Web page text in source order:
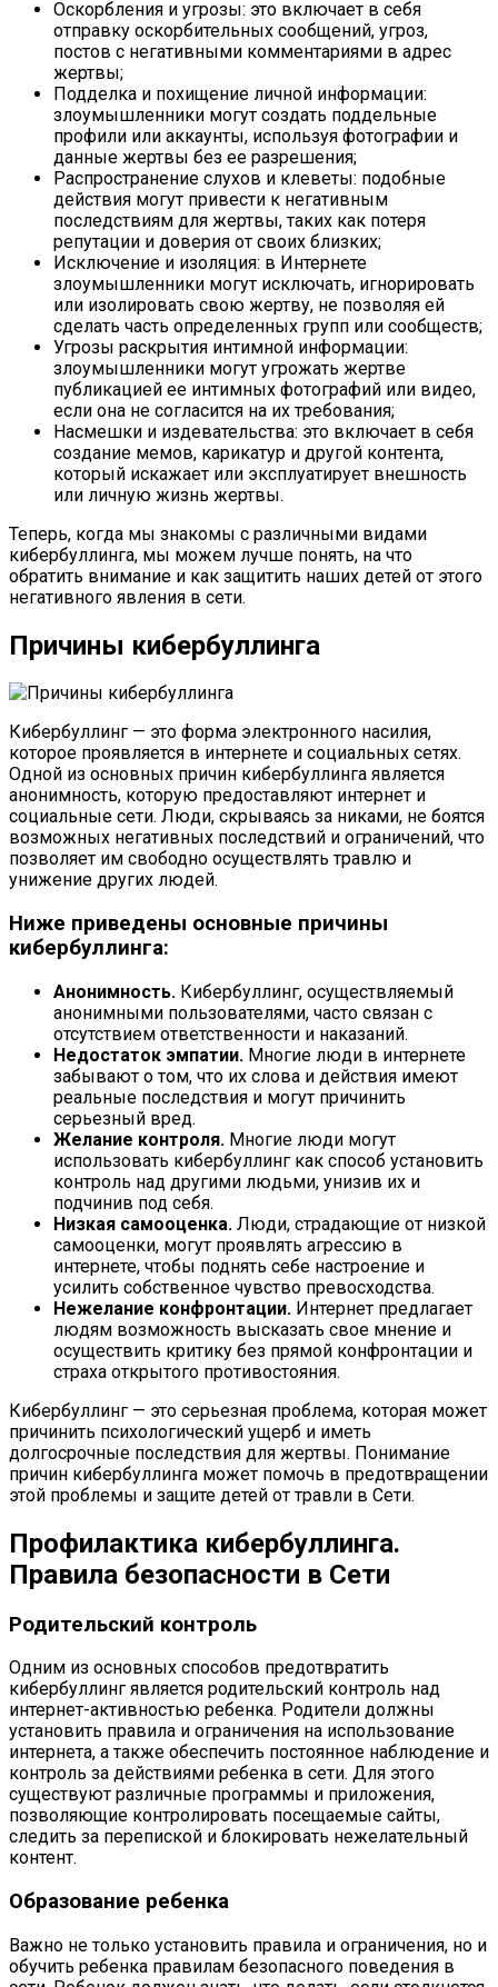
Оскорбления и угрозы: это включает в себя
отправку оскорбительных сообщений, угроз,
постов с негативными комментариями в адрес
жертвы;
Подделка и похищение личной информации:
злоумышленники могут создать поддельные
профили или аккаунты, используя фотографии и
данные жертвы без ее разрешения;
Распространение слухов и клеветы: подобные
действия могут привести к негативным
последствиям для жертвы, таких как потеря
репутации и доверия от своих близких;
Исключение и изоляция: в Интернете
злоумышленники могут исключать, игнорировать
или изолировать свою жертву, не позволяя ей
сделать часть определенных групп или сообществ;
Угрозы раскрытия интимной информации:
злоумышленники могут угрожать жертве
публикацией ее интимных фотографий или видео,
если она не согласится на их требования;
Насмешки и издевательства: это включает в себя
создание мемов, карикатур и другой контента,
который искажает или эксплуатирует внешность
или личную жизнь жертвы.
Теперь, когда мы знакомы с различными видами
кибербуллинга, мы можем лучше понять, на что
обратить внимание и как защитить наших детей от этого
негативного явления в сети.
Причины кибербуллинга
Кибербуллинг — это форма электронного насилия,
которое проявляется в интернете и социальных сетях.
Одной из основных причин кибербуллинга является
анонимность, которую предоставляют интернет и
социальные сети. Люди, скрываясь за никами, не боятся
возможных негативных последствий и ограничений, что
позволяет им свободно осуществлять травлю и
унижение других людей.
Ниже приведены основные причины
кибербуллинга:
Анонимность. Кибербуллинг, осуществляемый
анонимными пользователями, часто связан с
отсутствием ответственности и наказаний.
Недостаток эмпатии. Многие люди в интернете
забывают о том, что их слова и действия имеют
реальные последствия и могут причинить
серьезный вред.
Желание контроля. Многие люди могут
использовать кибербуллинг как способ установить
контроль над другими людьми, унизив их и
подчинив под себя.
Низкая самооценка. Люди, страдающие от низкой
самооценки, могут проявлять агрессию в
интернете, чтобы поднять себе настроение и
усилить собственное чувство превосходства.
Нежелание конфронтации. Интернет предлагает
людям возможность высказать свое мнение и
осуществить критику без прямой конфронтации и
страха открытого противостояния.
Кибербуллинг — это серьезная проблема, которая может
причинить психологический ущерб и иметь
долгосрочные последствия для жертвы. Понимание
причин кибербуллинга может помочь в предотвращении
этой проблемы и защите детей от травли в Сети.
Профилактика кибербуллинга.
Правила безопасности в Сети
Родительский контроль
Одним из основных способов предотвратить
кибербуллинг является родительский контроль над
интернет-активностью ребенка. Родители должны
установить правила и ограничения на использование
интернета, а также обеспечить постоянное наблюдение и
контроль за действиями ребенка в сети. Для этого
существуют различные программы и приложения,
позволяющие контролировать посещаемые сайты,
следить за перепиской и блокировать нежелательный
контент.
Образование ребенка
Важно не только установить правила и ограничения, но и
обучить ребенка правилам безопасного поведения в